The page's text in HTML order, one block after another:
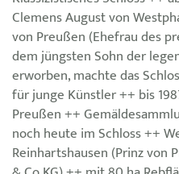
Clemens August von
von Preußen (Ehefrau des
dem jüngsten Sohn der
erworben, machte das
für junge Künstler ++ bis
Preußen ++
noch heute im Schloss ++
Reinhartshausen (Prinz von